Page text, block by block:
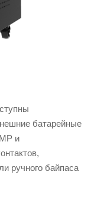
батарейные
и
ручного байпаса